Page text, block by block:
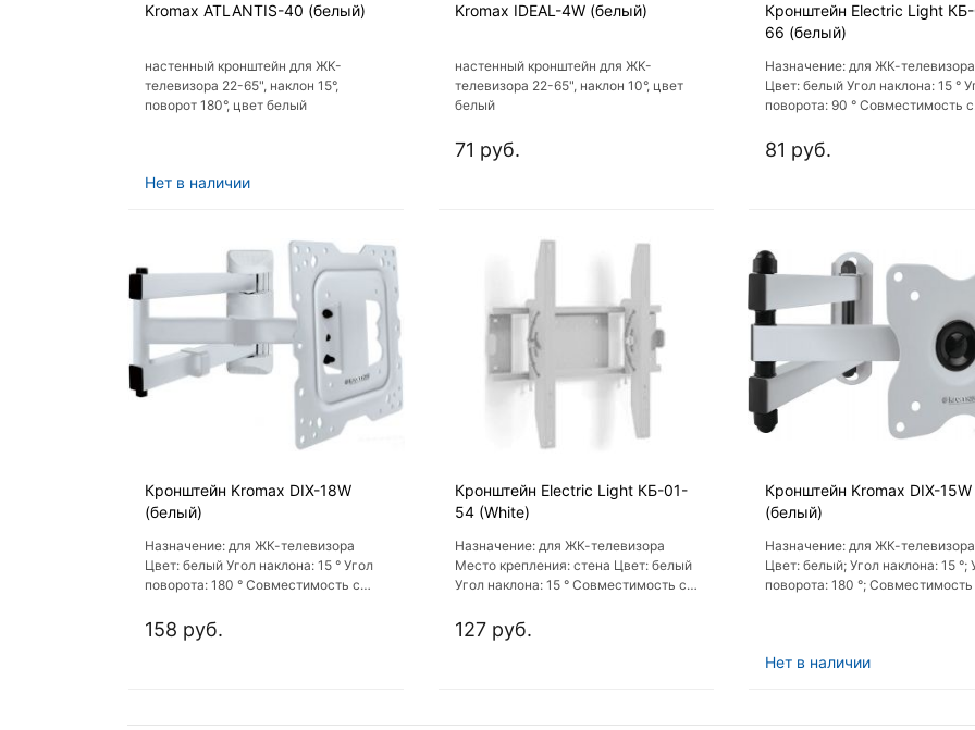
Kromax ATLANTIS-40 (белый)
настенный кронштейн для ЖК-
телевизора 22-65", наклон 15°,
поворот 180°, цвет белый
Нет в наличии
Kromax IDEAL-4W (белый)
настенный кронштейн для ЖК-
телевизора 22-65", наклон 10°, цвет
белый
71 руб.
Кронштейн Electric Light
66 (белый)
Назначение: для ЖК-телевизора
Цвет: белый Угол наклона: 15 °
поворота: 90 ° Совместимость с
200x100
81 руб.
Кронштейн Kromax DIX-18W
(белый)
Назначение: для ЖК-телевизора
Цвет: белый Угол наклона: 15 ° Угол
поворота: 180 ° Совместимость с
400x300, 100x100
158 руб.
Кронштейн Electric Light КБ-01-
54 (White)
Назначение: для ЖК-телевизора
Место крепления: стена Цвет: белый
Угол наклона: 15 ° Совместимость с
400x200, 400x400
127 руб.
Кронштейн Kromax DIX-15W
(белый)
Назначение: для ЖК-
Цвет: белый; Угол наклона: 15 °;
поворота: 180 °; Совместимость
Нет в наличии